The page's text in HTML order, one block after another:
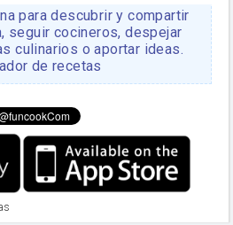
aparece
y en el
poner la
de
caseras
para descubrir y compartir
seguir cocineros, despejar
culinarios o aportar ideas.
de recetas